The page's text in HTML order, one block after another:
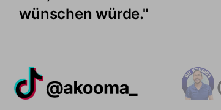
wünschen würde."
Netflix und alle Ihre Apps."
dieses Projektors gefällt mir
Projektor ist."
arbeitet die Maschine